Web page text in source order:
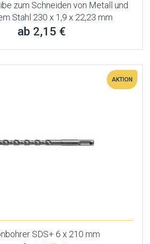
zum Schneiden von Metall und
Stahl 230 x 1,9 x 22,23 mm
ab 2,15 €
AKTION
SDS+ 6 x 210 mm